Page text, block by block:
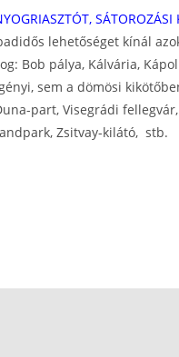
SÁTOROZÁSI
lehetőséget kínál
Bob pálya, Kálvária,
sem a dömösi
part, Visegrádi
Zsitvay-kilátó, stb.